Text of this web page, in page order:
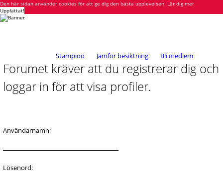
Den här sidan använder cookies för att ge dig den bästa upplevelsen. Lär dig mer
Uppfattat!
Stampioo Jämför besiktning Bli medlem
Forumet kräver att du registrerar dig och
loggar in för att visa profiler.
Användarnamn:
Lösenord: